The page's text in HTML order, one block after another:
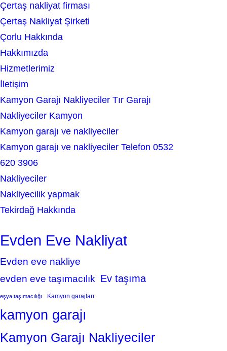
a
r
c
h
Çertaş nakliyat firması
Çertaş Nakliyat Şirketi
Çorlu Hakkında
Hakkımızda
Hizmetlerimiz
İletişim
Kamyon Garajı Nakliyeciler Tır Garajı
Nakliyeciler Kamyon
Kamyon garajı ve nakliyeciler
Kamyon garajı ve nakliyeciler Telefon 0532
620 3906
Nakliyeciler
Nakliyecilik yapmak
Tekirdağ Hakkında
Evden Eve Nakliyat
Evden eve nakliye
evden eve taşımacılık Ev taşıma
eşya taşımacılığı Kamyon garajları
kamyon garajı
Kamyon Garajı Nakliyeciler